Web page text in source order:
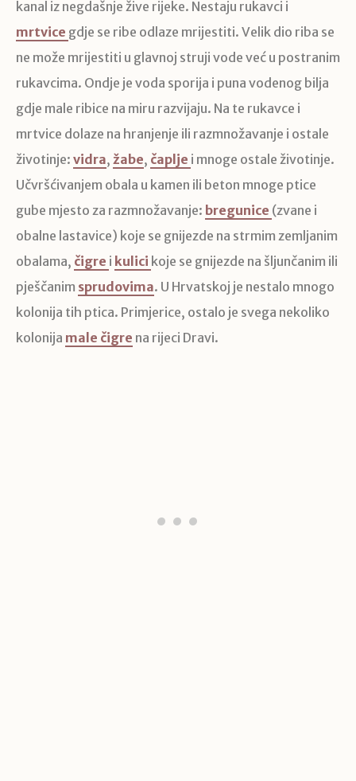
kanal iz negdašnje žive rijeke. Nestaju rukavci i
mrtvice gdje se ribe odlaze mrijestiti. Velik dio riba se
ne može mrijestiti u glavnoj struji vode već u postranim
rukavcima. Ondje je voda sporija i puna vodenog bilja
gdje male ribice na miru razvijaju. Na te rukavce i
mrtvice dolaze na hranjenje ili razmnožavanje i ostale
životinje: vidra, žabe, čaplje i mnoge ostale životinje.
Učvršćivanjem obala u kamen ili beton mnoge ptice
gube mjesto za razmnožavanje: bregunice (zvane i
obalne lastavice) koje se gnijezde na strmim zemljanim
obalama, čigre i kulici koje se gnijezde na šljunčanim ili
pješčanim sprudovima. U Hrvatskoj je nestalo mnogo
kolonija tih ptica. Primjerice, ostalo je svega nekoliko
kolonija male čigre na rijeci Dravi.